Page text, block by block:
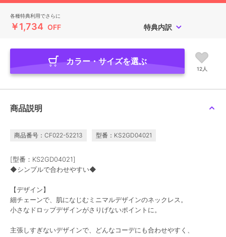
各種特典利用でさらに
￥1,734 OFF 特典内訳
カラー・サイズを選ぶ
12人
商品説明
商品番号：CF022-52213 型番：KS2GD04021
[型番：KS2GD04021]
◆シンプルで合わせやすい◆
【デザイン】
細チェーンで、肌になじむミニマルデザインのネックレス。
小さなドロップデザインがさりげないポイントに。
主張しすぎないデザインで、どんなコーデにも合わせやすく、